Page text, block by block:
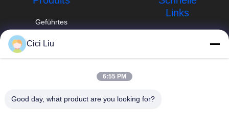
Geführtes
Aluminiumprofil
Profil
86-0755-
28227709
8. Werk, Shishan
Links
Cici Liu
6:55 PM
Good day, what product are you looking for?